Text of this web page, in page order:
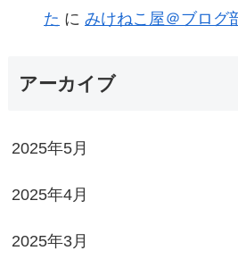
た に みけねこ屋＠ブログ
アーカイブ
2025年5月
2025年4月
2025年3月